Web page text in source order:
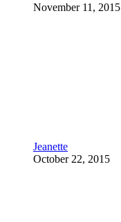
November 11, 2015
Jeanette
October 22, 2015